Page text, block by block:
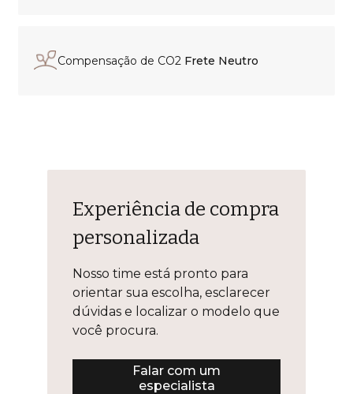
Compensação de CO2 Frete Neutro
Experiência de compra
personalizada
Nosso time está pronto para
orientar sua escolha, esclarecer
dúvidas e localizar o modelo que
você procura.
Falar com um
especialista